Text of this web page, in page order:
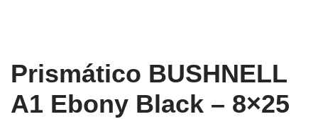
Prismático BUSHNELL
A1 Ebony Black – 8×25